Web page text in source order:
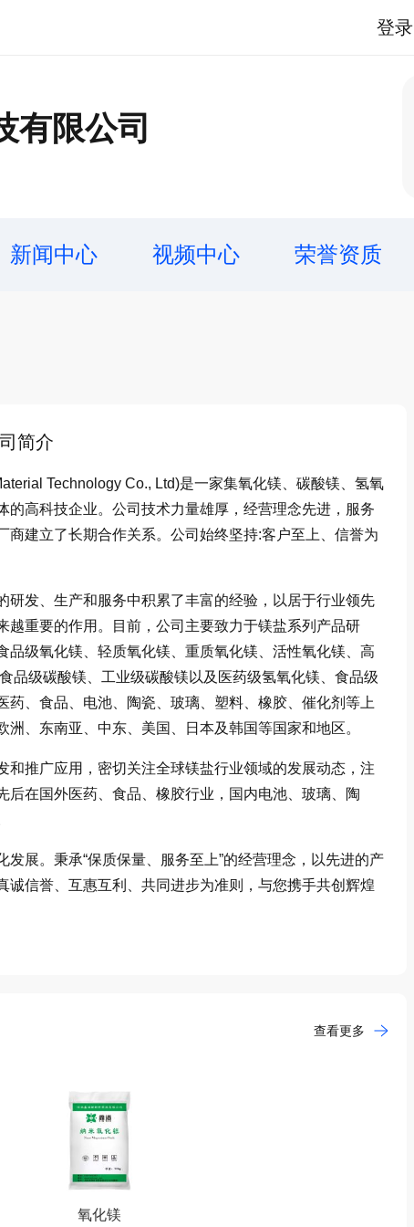
登录
有限公司
新闻中心 视频中心 荣誉资质
简介
Technology Co., Ltd)是一家集氧化镁、碳酸镁、氢氧
高科技企业。公司技术力量雄厚，经营理念先进，服务
建立了长期合作关系。公司始终坚持:客户至上、信誉为
发、生产和服务中积累了丰富的经验，以居于行业领先
重要的作用。目前，公司主要致力于镁盐系列产品研
级氧化镁、轻质氧化镁、重质氧化镁、活性氧化镁、高
品级碳酸镁、工业级碳酸镁以及医药级氢氧化镁、食品级
、食品、电池、陶瓷、玻璃、塑料、橡胶、催化剂等上
、东南亚、中东、美国、日本及韩国等国家和地区。
推广应用，密切关注全球镁盐行业领域的发展动态，注
在国外医药、食品、橡胶行业，国内电池、玻璃、陶
。秉承“保质保量、服务至上”的经营理念，以先进的产
信誉、互惠互利、共同进步为准则，与您携手共创辉煌
查看更多
氧化镁